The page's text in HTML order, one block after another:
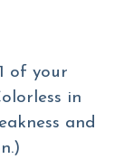
of your
in
and